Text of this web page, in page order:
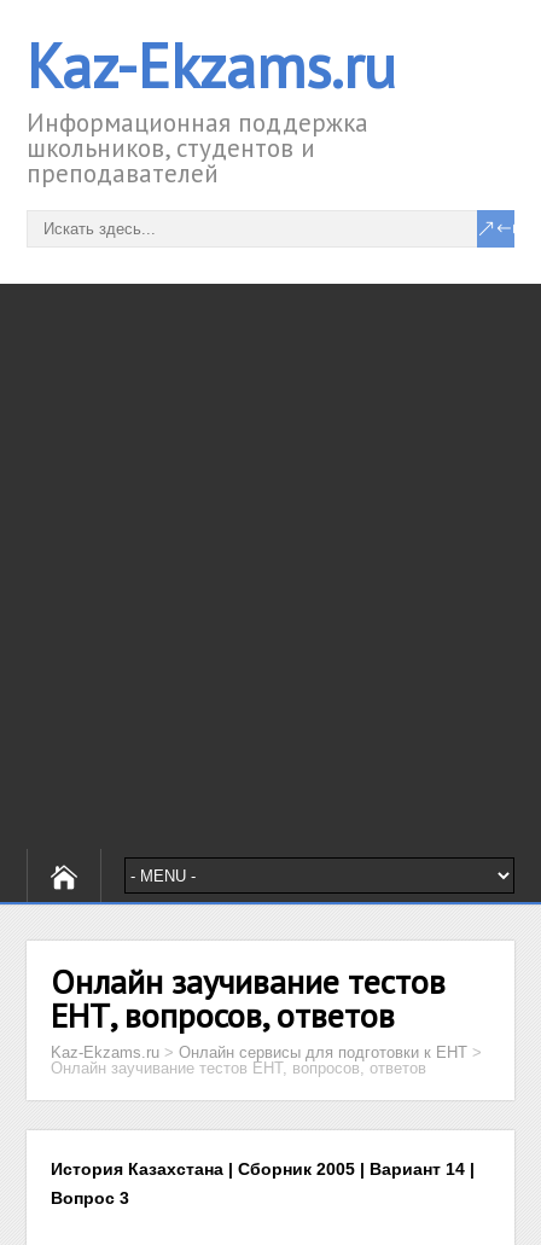
Kaz-Ekzams.ru
Информационная поддержка
школьников, студентов и
преподавателей
Онлайн заучивание тестов
ЕНТ, вопросов, ответов
Kaz-Ekzams.ru >Онлайн сервисы для подготовки к ЕНТ >
Онлайн заучивание тестов ЕНТ, вопросов, ответов
История Казахстана | Сборник 2005 | Вариант 14 |
Вопрос 3